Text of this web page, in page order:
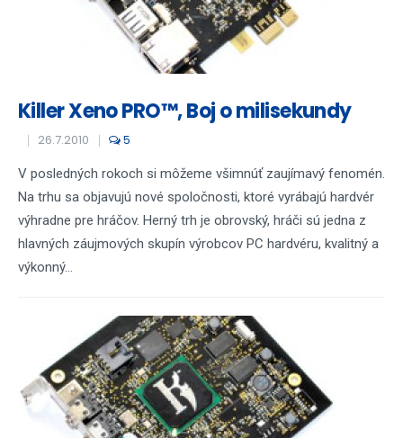
Killer Xeno PRO™, Boj o milisekundy
26.7.2010 5
V posledných rokoch si môžeme všimnúť zaujímavý fenomén.
Na trhu sa objavujú nové spoločnosti, ktoré vyrábajú hardvér
výhradne pre hráčov. Herný trh je obrovský, hráči sú jedna z
hlavných záujmových skupín výrobcov PC hardvéru, kvalitný a
výkonný...